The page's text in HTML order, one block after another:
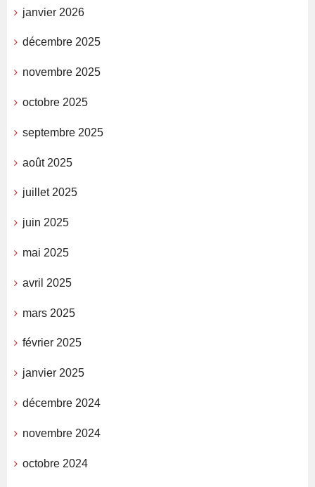
janvier 2026
décembre 2025
novembre 2025
octobre 2025
septembre 2025
août 2025
juillet 2025
juin 2025
mai 2025
avril 2025
mars 2025
février 2025
janvier 2025
décembre 2024
novembre 2024
octobre 2024